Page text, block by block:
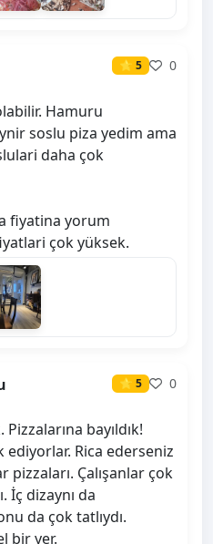
⭐ 5
0
Hamuru
soslu piza yedim ama
daha çok
fiyatina yorum
çok yüksek.
⭐ 5
0
bayıldık!
ediyorlar. Rica ederseniz
pizzaları. Çalışanlar çok
İç dizaynı da
da çok tatlıydı.
bir yer.